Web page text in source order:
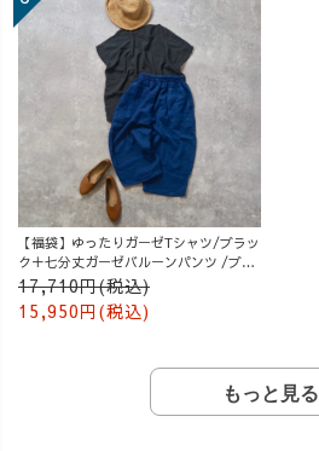
【福袋】ゆったりガーゼTシャツ/ブラッ
ク＋七分丈ガーゼバルーンパンツ /ブル
ー
17,710円(税込)
15,950円(税込)
もっと見る